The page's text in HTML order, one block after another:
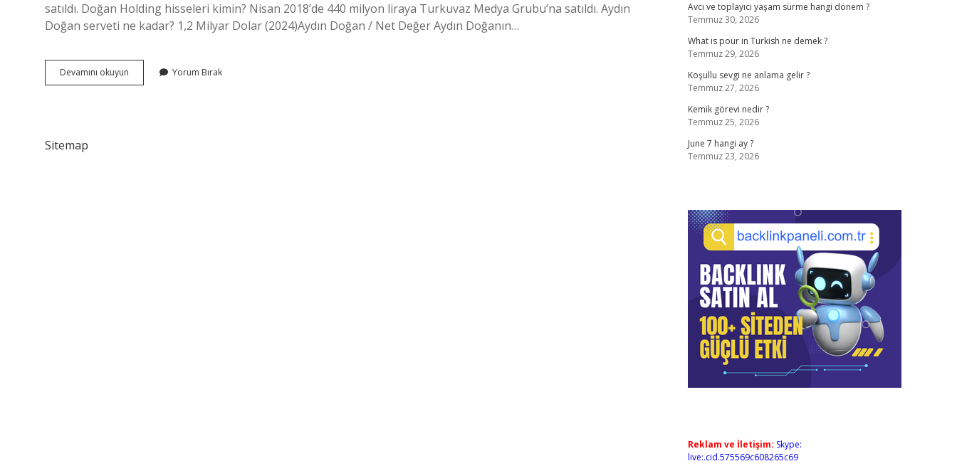
satıldı. Doğan Holding hisseleri kimin? Nisan 2018’de 440 milyon liraya Turkuvaz Medya Grubu’na satıldı. Aydın
Doğan serveti ne kadar? 1,2 Milyar Dolar (2024)Aydın Doğan / Net Değer Aydın Doğanın…
Devamını okuyun
Holding
Yorum Bırak
Sitemap
Avcı ve toplayıcı yaşam sürme hangi dönem ?
Temmuz 30, 2026
What is pour in Turkish ne demek ?
Temmuz 29, 2026
Koşullu sevgi ne anlama gelir ?
Temmuz 27, 2026
Kemik görevi nedir ?
Temmuz 25, 2026
June 7 hangi ay ?
Temmuz 23, 2026
Reklam ve İletişim: Skype:
live:.cid.575569c608265c69